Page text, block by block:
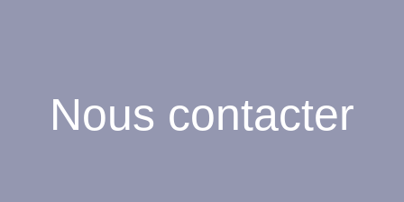
Nous contacter